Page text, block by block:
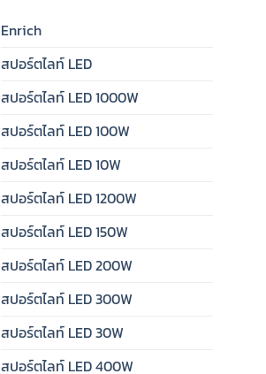
Enrich
สปอร์ตไลท์ LED
สปอร์ตไลท์ LED 1000W
สปอร์ตไลท์ LED 100W
สปอร์ตไลท์ LED 10W
สปอร์ตไลท์ LED 1200W
สปอร์ตไลท์ LED 150W
สปอร์ตไลท์ LED 200W
สปอร์ตไลท์ LED 300W
สปอร์ตไลท์ LED 30W
สปอร์ตไลท์ LED 400W